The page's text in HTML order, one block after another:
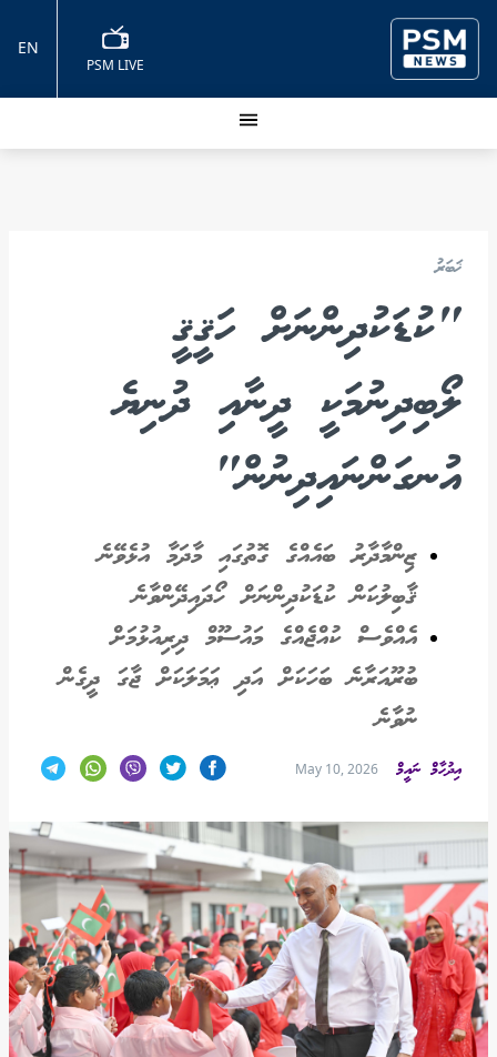
PSM LIVE
EN
ޚަބަރު
"ކުޑަކުދިންނަށް ހަޤީޤީ
ލޯބިދިނުމަކީ ދީނާއި ދުނިޔެ
އުނގަންނައިދިނުން"
ޒިންމާދާރު ބައެއްގެ ގޮތުގައި މާދަމާ އުޅެވޭނެ
ޤާބިލުކަން ކުޑަކުދިންނަށް ހޯދައިދޭންވާނެ
އެއްވެސް ކުއްޖެއްގެ މައުސޫމް ދިރިއުޅުމަށް
ބުރޫއަރާނެ ބަހަކަށް އަދި ޢަމަލަކަށް ޖާގަ ދީގެން
ނުވާނެ
އިދުހާމް ނައީމް May 10, 2026